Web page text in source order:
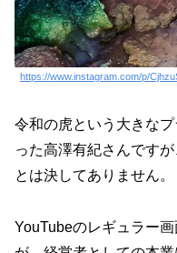
https://www.instagram.com/p/
令和の虎という大きな
った高澤有紀さんです
とは決してありません。
YouTubeのレギュラー